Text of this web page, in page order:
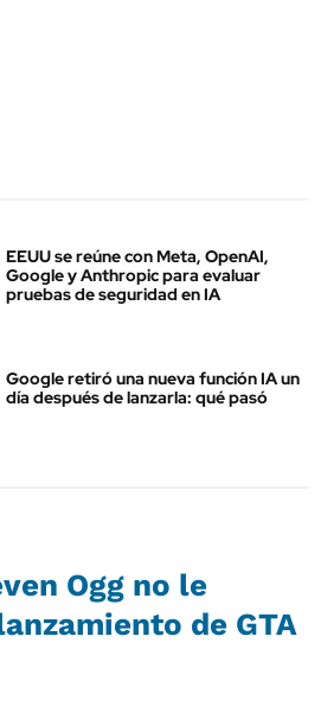
EEUU se reúne con Meta, OpenAI,
Google y Anthropic para evaluar
pruebas de seguridad en IA
Google retiró una nueva función IA un
día después de lanzarla: qué pasó
Ogg no le
de GTA